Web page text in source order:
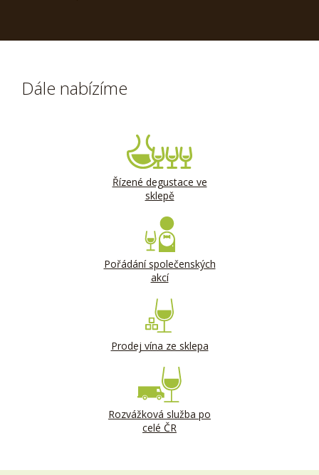
Dále nabízíme
Řízené degustace ve
sklepě
Pořádání společenských
akcí
Prodej vína ze sklepa
Rozvážková služba po
celé ČR